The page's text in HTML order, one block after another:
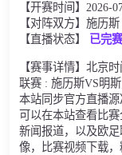
【开赛时间】2026-
【对阵双方】施历
【直播状态】
已完赛
【赛事详情】北京
联赛 : 施历斯VS明
本站同步官方直播
可以在本站查看比
新闻报道，以及欧
像，比赛视频下载